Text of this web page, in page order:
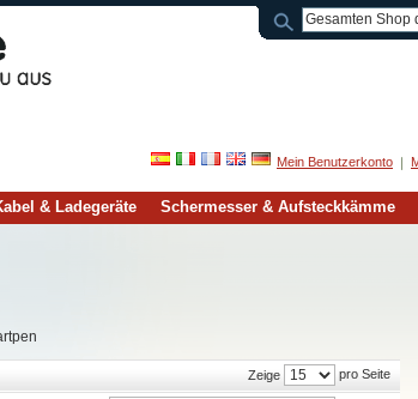
Mein Benutzerkonto
& Ladegeräte Schermesser & Aufsteckkämme
Zeige pro Seite